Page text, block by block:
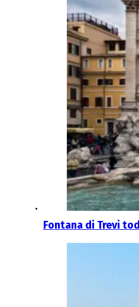
Fontana di Trevi